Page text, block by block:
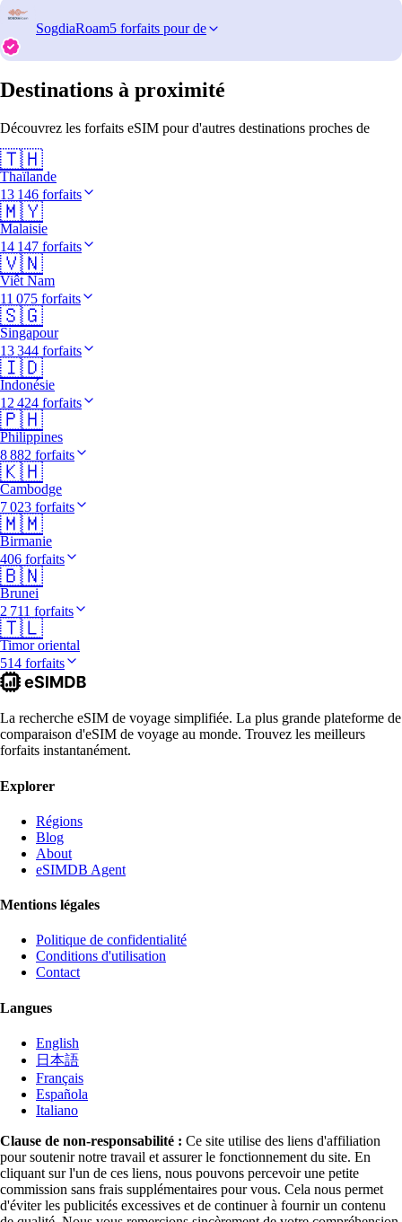
SogdiaRoam5 forfaits pour de
Destinations à proximité
Découvrez les forfaits eSIM pour d'autres destinations proches de
🇹🇭
Thaïlande
13 146 forfaits
🇲🇾
Malaisie
14 147 forfaits
🇻🇳
Viêt Nam
11 075 forfaits
🇸🇬
Singapour
13 344 forfaits
🇮🇩
Indonésie
12 424 forfaits
🇵🇭
Philippines
8 882 forfaits
🇰🇭
Cambodge
7 023 forfaits
🇲🇲
Birmanie
406 forfaits
🇧🇳
Brunei
2 711 forfaits
🇹🇱
Timor oriental
514 forfaits
La recherche eSIM de voyage simplifiée. La plus grande plateforme de
comparaison d'eSIM de voyage au monde. Trouvez les meilleurs
forfaits instantanément.
Explorer
Régions
Blog
About
eSIMDB Agent
Mentions légales
Politique de confidentialité
Conditions d'utilisation
Contact
Langues
English
日本語
Français
Española
Italiano
Clause de non-responsabilité : Ce site utilise des liens d'affiliation
pour soutenir notre travail et assurer le fonctionnement du site. En
cliquant sur l'un de ces liens, nous pouvons percevoir une petite
commission sans frais supplémentaires pour vous. Cela nous permet
d'éviter les publicités excessives et de continuer à fournir un contenu